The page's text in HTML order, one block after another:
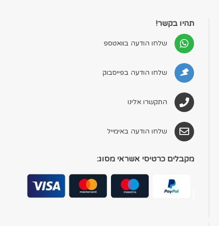
תהיו בקשר!
שלחו הודעה בוואטספ
שלחו הודעה בפייסבוק
התקשרו אלינו
שלחו הודעה באימייל
מקבלים כרטיסי אשראי מסוג: